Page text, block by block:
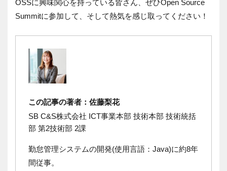
OSSに興味関心を持っている皆さん、ぜひOpen Source
Summitに参加して、そして熱気を感じ取ってください！
この記事の著者：佐藤梨花
SB C&S株式会社 ICT事業本部 技術本部 技術統括
部 第2技術部 2課
勤怠管理システムの開発(使用言語：Java)に約8年
間従事。